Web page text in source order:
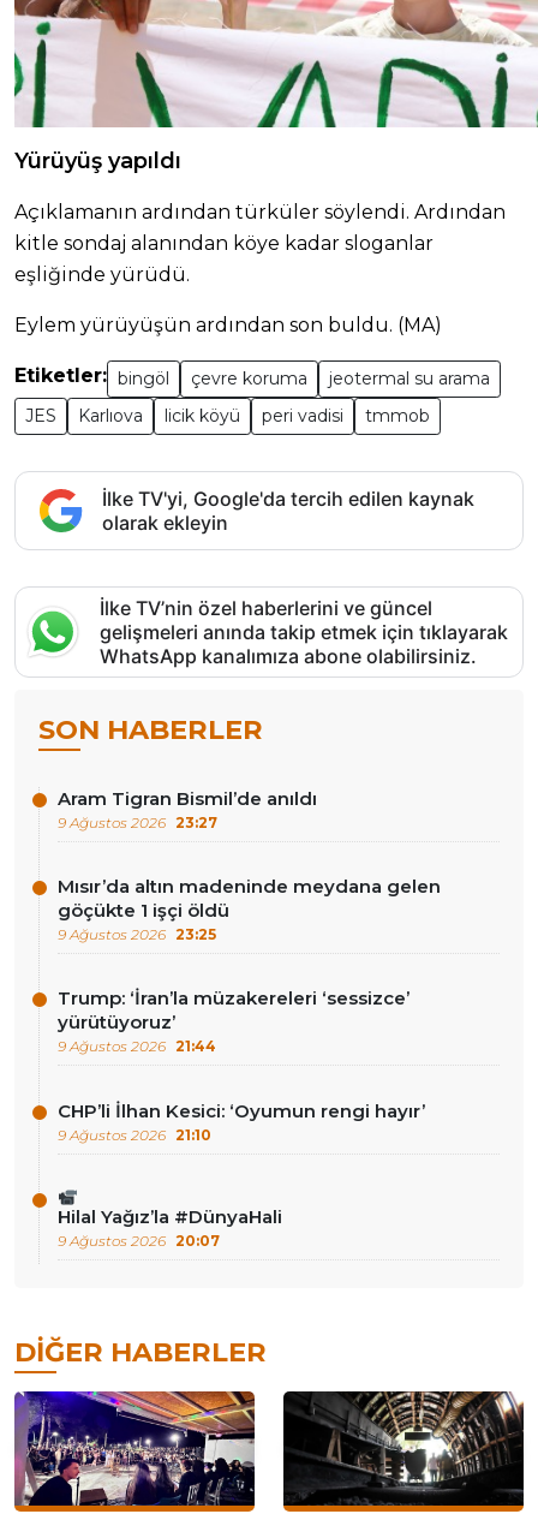
Yürüyüş yapıldı
Açıklamanın ardından türküler söylendi. Ardından
kitle sondaj alanından köye kadar sloganlar
eşliğinde yürüdü.
Eylem yürüyüşün ardından son buldu. (MA)
Etiketler: bingöl çevre koruma
jeotermal su arama
JES
Karlıova licik köyü peri vadisi tmmob
İlke TV'yi, Google'da tercih edilen kaynak
olarak ekleyin
İlke TV’nin özel haberlerini ve güncel
gelişmeleri anında takip etmek için tıklayarak
WhatsApp kanalımıza abone olabilirsiniz.
SON HABERLER
Aram Tigran Bismil’de anıldı
9 Ağustos 2026 23:27
Mısır’da altın madeninde meydana gelen
göçükte 1 işçi öldü
9 Ağustos 2026 23:25
Trump: ‘İran’la müzakereleri ‘sessizce’
yürütüyoruz’
9 Ağustos 2026 21:44
CHP’li İlhan Kesici: ‘Oyumun rengi hayır’
9 Ağustos 2026 21:10
Hilal Yağız’la #DünyaHali
9 Ağustos 2026 20:07
DIĞER HABERLER